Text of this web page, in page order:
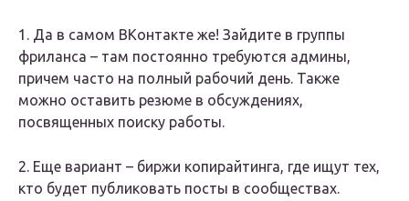
1. Да в самом ВКонтакте же! Зайдите в группы
фриланса – там постоянно требуются админы,
причем часто на полный рабочий день. Также
можно оставить резюме в обсуждениях,
посвященных поиску работы.
2. Еще вариант – биржи копирайтинга, где ищут тех,
кто будет публиковать посты в сообществах.